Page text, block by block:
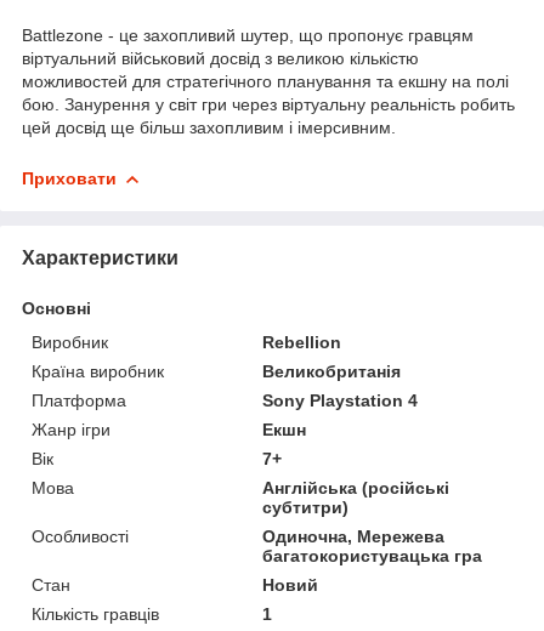
Battlezone - це захопливий шутер, що пропонує гравцям
віртуальний військовий досвід з великою кількістю
можливостей для стратегічного планування та екшну на полі
бою. Занурення у світ гри через віртуальну реальність робить
цей досвід ще більш захопливим і імерсивним.
Приховати
Характеристики
Основні
Виробник
Rebellion
Країна виробник
Великобританія
Платформа
Sony Playstation 4
Жанр ігри
Екшн
Вік
7+
Мова
Англійська (російські
субтитри)
Особливості
Одиночна, Мережева
багатокористувацька гра
Стан
Новий
Кількість гравців
1